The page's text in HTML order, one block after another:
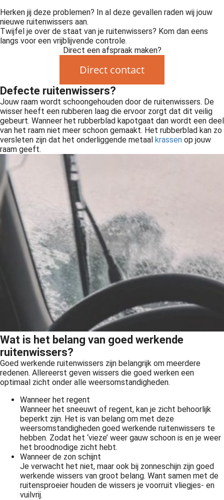
Herken jij deze problemen? In al deze gevallen raden wij jouw
nieuwe ruitenwissers aan.
Twijfel je over de staat van je ruitenwissers? Kom dan eens
langs voor een vrijblijvende controle.
Direct een afspraak maken?
Direct contact
Defecte ruitenwissers?
Jouw raam wordt schoongehouden door de ruitenwissers. De
wisser heeft een rubberen laag die ervoor zorgt dat dit veilig
gebeurt. Wanneer het rubberblad kapotgaat dan wordt een deel
van het raam niet meer schoon gemaakt. Het rubberblad kan zo
versleten zijn dat het onderliggende metaal krassen op jouw
raam geeft.
Wat is het belang van goed werkende
ruitenwissers?
Goed werkende ruitenwissers zijn belangrijk om meerdere
redenen. Allereerst geven wissers die goed werken een
optimaal zicht onder alle weersomstandigheden.
Wanneer het regent
Wanneer het sneeuwt of regent, kan je zicht behoorlijk
beperkt zijn. Het is van belang om met deze
weersomstandigheden goed werkende ruitenwissers te
hebben. Zodat het ‘vieze’ weer gauw schoon is en je weer
het broodnodige zicht hebt.
Wanneer de zon schijnt
Je verwacht het niet, maar ook bij zonneschijn zijn goed
werkende wissers van groot belang. Want samen met de
ruitensproeier houden de wissers je voorruit vliegjes- en
vuilvrij.